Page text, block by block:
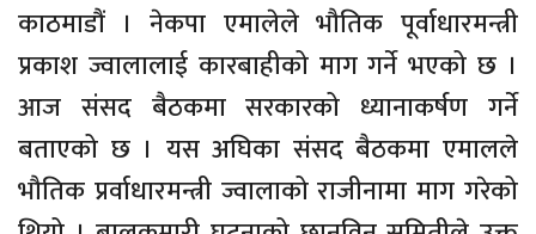
काठमाडौं । नेकपा एमालेले भौतिक पूर्वाधारमन्त्री
प्रकाश ज्वालालाई कारबाहीको माग गर्ने भएको छ ।
आज संसद बैठकमा सरकारको ध्यानाकर्षण गर्ने
बताएको छ । यस अघिका संसद बैठकमा एमालले
भौतिक प्रर्वाधारमन्त्री ज्वालाको राजीनामा माग गरेको